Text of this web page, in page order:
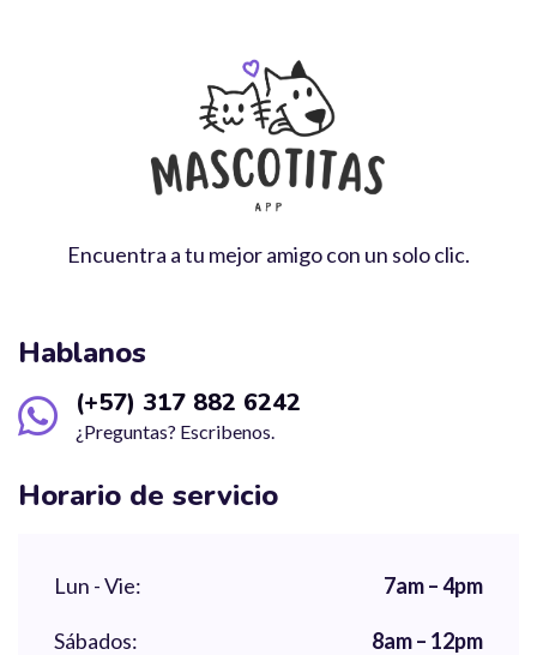
Encuentra a tu mejor amigo con un solo clic.
Hablanos
(+57) 317 882 6242
¿Preguntas? Escribenos.
Horario de servicio
Lun - Vie: 7am – 4pm
Sábados: 8am – 12pm